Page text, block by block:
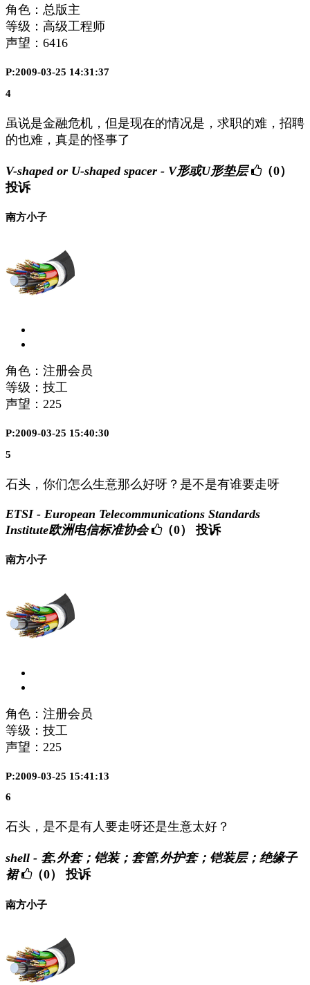
角色：总版主
等级：高级工程师
声望： 6416
P:2009-03-25 14:31:37
4
虽说是金融危机，但是现在的情况是，求职的难，招聘
的也难，真是的怪事了
V-shaped or U-shaped spacer - V形或U形垫层
（0）
投诉
南方小子
角色：注册会员
等级：技工
声望： 225
P:2009-03-25 15:40:30
5
石头，你们怎么生意那么好呀？是不是有谁要走呀
ETSI - European Telecommunications Standards
Institute欧洲电信标准协会
（0） 投诉
南方小子
角色：注册会员
等级：技工
声望： 225
P:2009-03-25 15:41:13
6
石头，是不是有人要走呀还是生意太好？
shell - 套,外套；铠装；套管,外护套；铠装层；绝缘子
裙
（0） 投诉
南方小子